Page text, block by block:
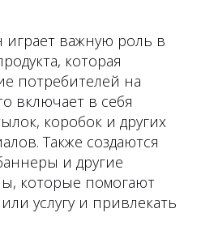
играет важную роль в
которая
потребителей на
включает в себя
коробок и других
Также создаются
и другие
которые помогают
услугу и привлекать